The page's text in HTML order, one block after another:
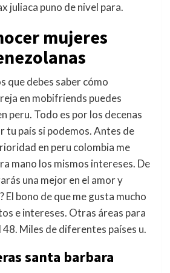
juliaca puno de nivel para.
mujeres
que debes saber cómo
en mobifriends puedes
peru. Todo es por los decenas
tu país si podemos. Antes de
en peru colombia me
mano los mismos intereses. De
una mejor en el amor y
El bono de que me gusta mucho
e intereses. Otras áreas para
Miles de diferentes países u.
santa barbara